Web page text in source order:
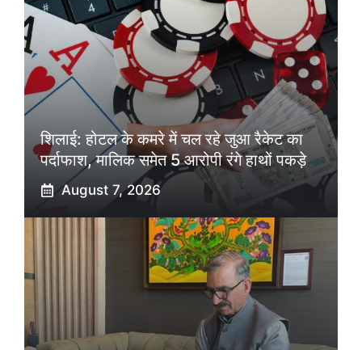
शिलाई: होटल के कमरे में चल रहे जुआ रैकेट का
पर्दाफाश, मालिक समेत 5 आरोपी रंगे हाथों पकड़े
August 7, 2026